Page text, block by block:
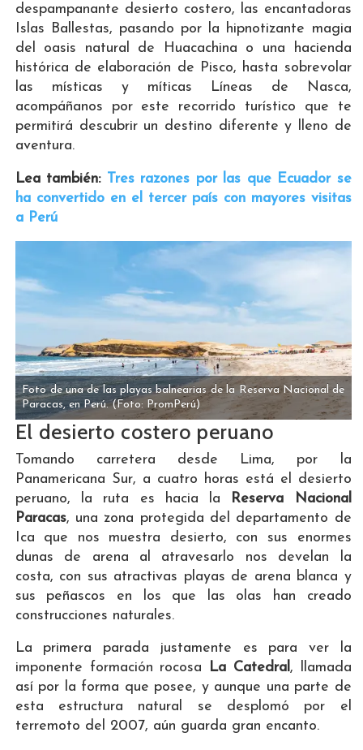
despampanante desierto costero, las encantadoras
Islas Ballestas, pasando por la hipnotizante magia
del oasis natural de Huacachina o una hacienda
histórica de elaboración de Pisco, hasta sobrevolar
las místicas y míticas Líneas de Nasca,
acompáñanos por este recorrido turístico que te
permitirá descubrir un destino diferente y lleno de
aventura.
Lea también: Tres razones por las que Ecuador se
ha convertido en el tercer país con mayores visitas
a Perú
Foto de una de las playas balnearias de la Reserva Nacional de
Paracas, en Perú.(Foto: PromPerú)
El desierto costero peruano
Tomando carretera desde Lima, por la
Panamericana Sur, a cuatro horas está el desierto
peruano, la ruta es hacia la Reserva Nacional
Paracas, una zona protegida del departamento de
Ica que nos muestra desierto, con sus enormes
dunas de arena al atravesarlo nos develan la
costa, con sus atractivas playas de arena blanca y
sus peñascos en los que las olas han creado
construcciones naturales.
La primera parada justamente es para ver la
imponente formación rocosa
La Catedral, llamada
así por la forma que posee, y aunque una parte de
esta estructura natural se desplomó por el
terremoto del 2007, aún guarda gran encanto.